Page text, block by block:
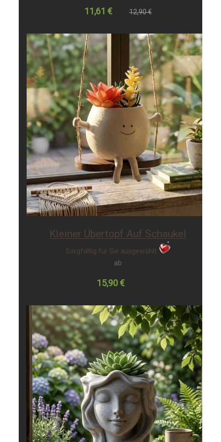
11,61 € 12,90 €
Kleiner Übertopf Auf Schaukel
Sorgfältig für Sie ausgewählt
ab
15,90 €